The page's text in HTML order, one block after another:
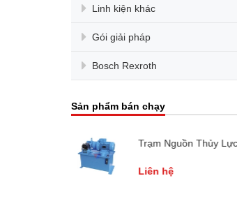
Linh kiện khác
Gói giải pháp
Bosch Rexroth
Sản phẩm bán chạy
Bơm thủy lực Joyang
2.201.100₫